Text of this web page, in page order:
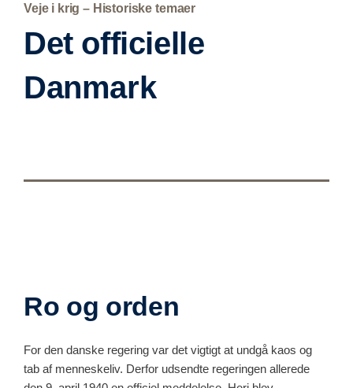
Veje i krig – Historiske temaer
Det officielle
Danmark
Ro og orden
For den danske regering var det vigtigt at undgå kaos og
tab af menneskeliv. Derfor udsendte regeringen allerede